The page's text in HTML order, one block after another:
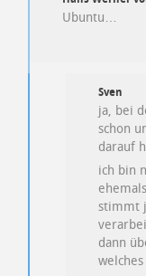
Ubuntu…
Sven
ja, bei
schon
darauf
ich bin
stimmt
dann